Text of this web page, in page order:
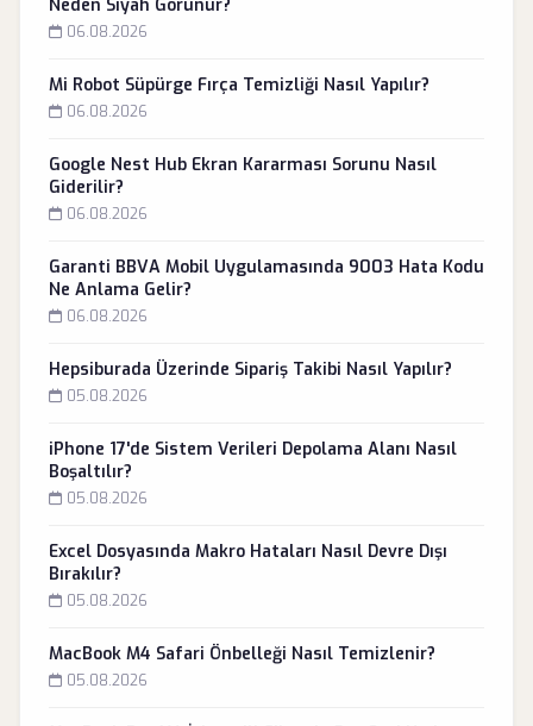
Neden Siyah Görünür?
06.08.2026
Mi Robot Süpürge Fırça Temizliği Nasıl Yapılır?
06.08.2026
Google Nest Hub Ekran Kararması Sorunu Nasıl
Giderilir?
06.08.2026
Garanti BBVA Mobil Uygulamasında 9003 Hata Kodu
Ne Anlama Gelir?
06.08.2026
Hepsiburada Üzerinde Sipariş Takibi Nasıl Yapılır?
05.08.2026
iPhone 17'de Sistem Verileri Depolama Alanı Nasıl
Boşaltılır?
05.08.2026
Excel Dosyasında Makro Hataları Nasıl Devre Dışı
Bırakılır?
05.08.2026
MacBook M4 Safari Önbelleği Nasıl Temizlenir?
05.08.2026